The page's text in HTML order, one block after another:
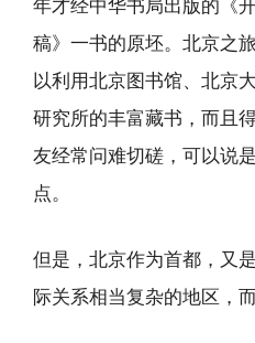
年才经中华书局出版的
稿》一书的原坯。北京之
以利用北京图书馆、北京
研究所的丰富藏书，而且
友经常问难切磋，可以说
点。
但是，北京作为首都，又
际关系相当复杂的地区，